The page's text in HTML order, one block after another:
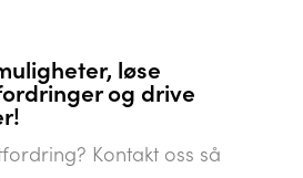
løse
og drive
Kontakt oss så